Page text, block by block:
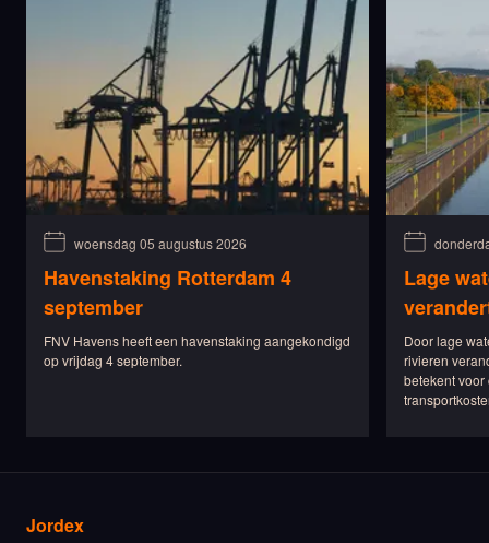
woensdag 05 augustus 2026
Havenstaking Rotterdam 4
september
FNV Havens heeft een havenstaking aangekondigd
op vrijdag 4 september.
Lage
Door lage
rivieren
betekent
Jordex